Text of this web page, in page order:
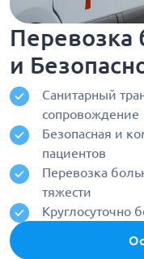
Перевозка
и
Санитарный
сопровождение
Безопасная и
пациентов
Перевозка
тяжести
Круглосуточно